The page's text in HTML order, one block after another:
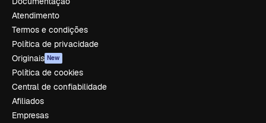
Atendimento
Termos e condições
Política de privacidade
Originais New
Política de cookies
Central de confiabilidade
Afiliados
Empresas